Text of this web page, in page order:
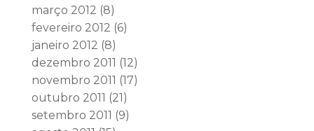
março 2012 (8)
fevereiro 2012 (6)
janeiro 2012 (8)
dezembro 2011 (12)
novembro 2011 (17)
outubro 2011 (21)
setembro 2011 (9)